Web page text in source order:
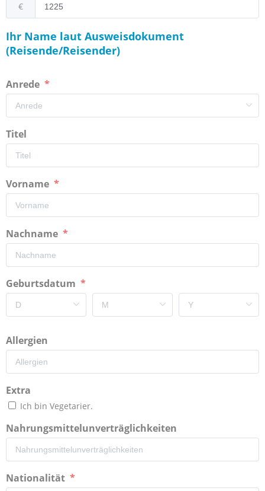
€
Ihr Name laut Ausweisdokument
(Reisende/Reisender)
Anrede
Titel
Vorname
Nachname
Geburtsdatum
Allergien
Extra
Ich bin Vegetarier.
Nahrungsmittelunverträglichkeiten
Nationalität